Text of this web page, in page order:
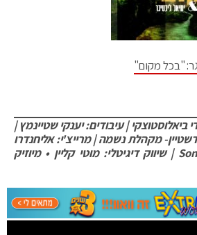
"בכל מקום"
ביאלוסטוצקי | עיבודים: יענקי שטיינמץ |
מקהלת נשמה | מרייצ'י: אליחנדרו
ברטי | מיקס: Sonic Duo | שיווק דיגיטלי: מוטי קליין • מיוזיק